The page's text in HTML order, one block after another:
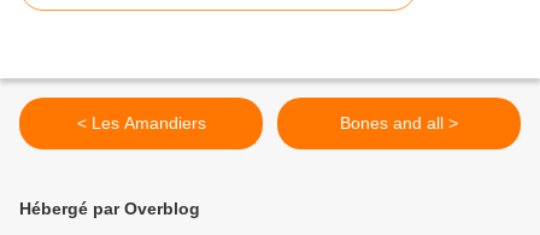
< Les Amandiers Bones and all >
Hébergé par Overblog